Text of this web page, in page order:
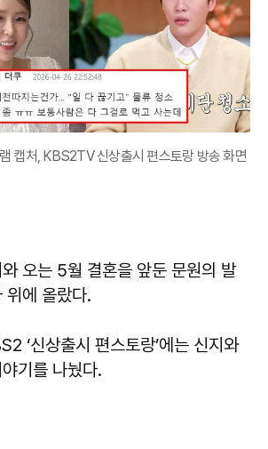
캡처, KBS2TV 신상출시 편스토랑 방송 화면
오는 5월 결혼을 앞둔 문원의 발
위에 올랐다.
‘신상출시 편스토랑’에는 신지와
기를 나눴다.